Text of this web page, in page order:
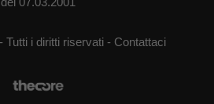
Tutti i diritti riservati - Contattaci